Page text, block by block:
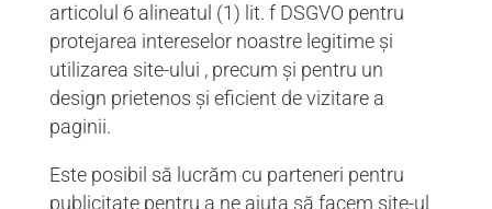
articolul 6 alineatul (1) lit. f DSGVO pentru
protejarea intereselor noastre legitime și
utilizarea site-ului , precum și pentru un
design prietenos și eficient de vizitare a
paginii.
Este posibil să lucrăm cu parteneri pentru
publicitate pentru a ne ajuta să facem site-ul